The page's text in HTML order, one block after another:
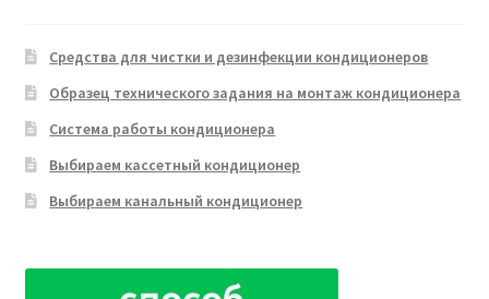
Средства для чистки и дезинфекции кондиционеров
Образец технического задания на монтаж кондиционера
Система работы кондиционера
Выбираем кассетный кондиционер
Выбираем канальный кондиционер